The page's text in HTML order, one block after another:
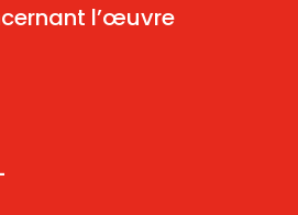
l’œuvre